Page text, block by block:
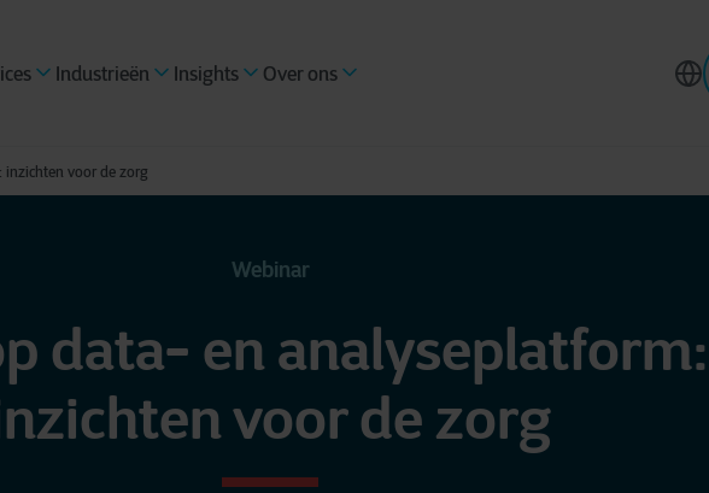
Industrieën Insights Over ons
inzichten voor de zorg
Webinar
data- en analyseplatform:
voor de zorg